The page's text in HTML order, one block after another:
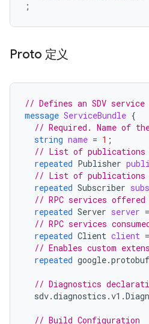
Proto 定义
// Defines an SDV service
message ServiceBundle {
// Required. Name of
string name = 1 ;
// List of publications
repeated Publisher
// List of publications
repeated Subscriber
// RPC services
repeated Server server =
// RPC services
repeated Client client =
// Enables custom
repeated
// Diagnostics
// Build Configuration